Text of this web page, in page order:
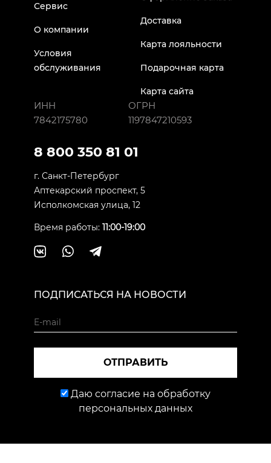
Сервис
О компании
Условия
обслуживания
Доставка
Карта лояльности
Подарочная карта
Карта сайта
ИНН
7842175780
ОГРН
1197847210593
8 800 350 81 01
г. Санкт-Петербург
Аптекарский проспект, 5
Исполкомская улица, 12
Время работы: 11:00-19:00
ПОДПИСАТЬСЯ НА НОВОСТИ
ОТПРАВИТЬ
Даю согласие на обработку
персональных данных